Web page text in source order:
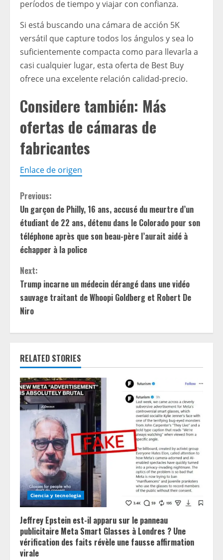
períodos de tiempo y viajar con confianza.
Si está buscando una cámara de acción 5K
versátil que capture todos los ángulos y sea lo
suficientemente compacta como para llevarla a
casi cualquier lugar, esta oferta de Best Buy
ofrece una excelente relación calidad-precio.
Considere también: Más
ofertas de cámaras de
fabricantes
Enlace de origen
C
o
n
t
i
n
R
e
a
n
g
Previous:
Un garçon de Philly, 16 ans, accusé du meurtre d’un
étudiant de 22 ans, détenu dans le Colorado pour son
téléphone après que son beau-père l’aurait aidé à
échapper à la police
Next:
Trump incarne un médecin dérangé dans une vidéo
sauvage traitant de Whoopi Goldberg et Robert De
Niro
RELATED STORIES
Ciencia y tecnologia
Jeffrey Epstein est-il apparu sur le panneau
publicitaire Meta Smart Glasses à Londres ? Une
vérification des faits révèle une fausse affirmation
virale